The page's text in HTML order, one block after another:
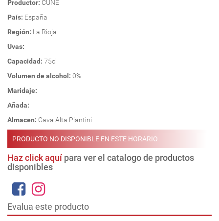
Productor: CUNE
País: España
Región: La Rioja
Uvas:
Capacidad: 75cl
Volumen de alcohol: 0%
Maridaje:
Añada:
Almacen: Cava Alta Piantini
PRODUCTO NO DISPONIBLE EN ESTE HORARIO
Haz click aquípara ver el catalogo de productos
disponibles
Evalua este producto